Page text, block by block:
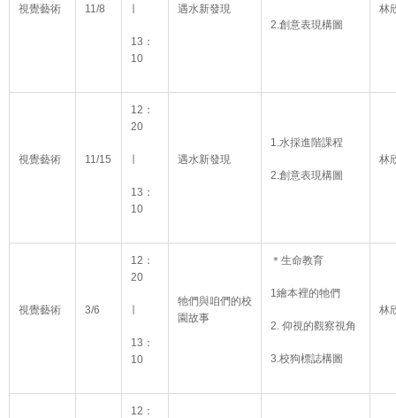
視覺藝術 11/8
13：
10
遇水新發現
2.創意表現構圖
林
視覺藝術 11/15
12：
20
13：
10
遇水新發現
1.水採進階課程
2.創意表現構圖
林
視覺藝術 3/6
12：
20
13：
10
牠們與咱們的校
園故事
＊生命教育
1繪本裡的牠們
2. 仰視的觀察視角
3.校狗標誌構圖
林
12：